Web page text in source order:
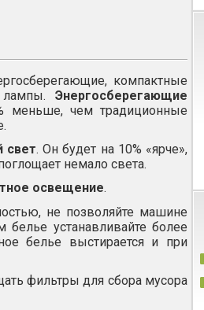
компактные
Энергосберегающие
меньше, чем традиционные
свет. Он будет на 10% «ярче»,
немало света.
освещение.
не позволяйте машине
белье устанавливайте более
белье выстирается и при
фильтры для сбора мусора